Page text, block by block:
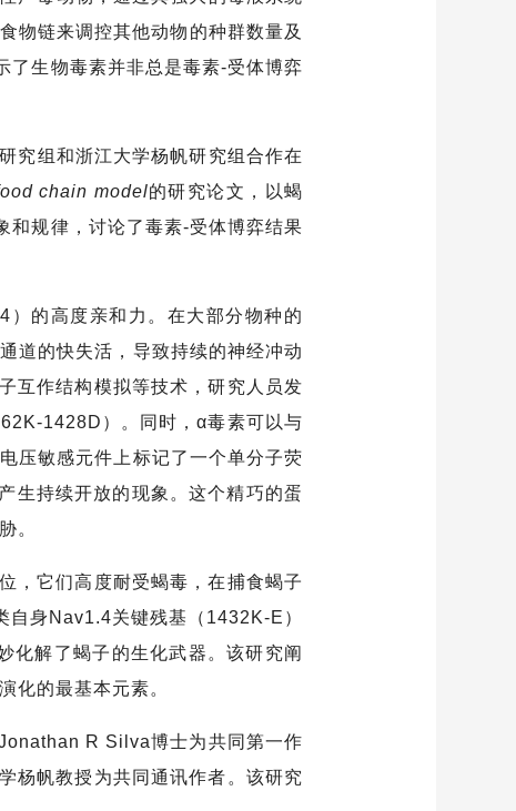
物链来调控其他动物的种群数量及
了生物毒素并非总是毒素-受体博弈
组和浙江大学杨帆研究组合作在
chain model的研究论文，以蝎
和规律，讨论了毒素-受体博弈结果
的高度亲和力。在大部分物种的
道的快失活，导致持续的神经冲动
互作结构模拟等技术，研究人员发
1428D）。同时，α毒素可以与
压敏感元件上标记了一个单分子荧
生持续开放的现象。这个精巧的蛋
。
它们高度耐受蝎毒，在捕食蝎子
自身Nav1.4关键残基（1432K-E）
化解了蝎子的生化武器。该研究阐
化的最基本元素。
R Silva博士为共同第一作
杨帆教授为共同通讯作者。该研究